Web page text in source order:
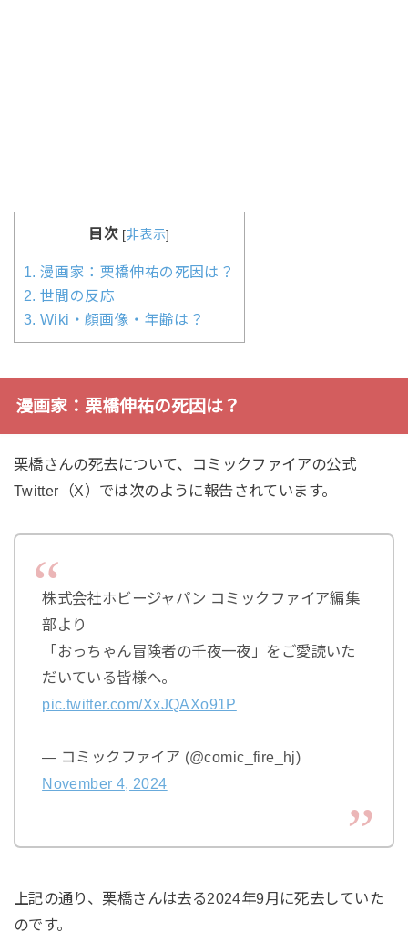
目次 [非表示]
1. 漫画家：栗橋伸祐の死因は？
2. 世間の反応
3. Wiki・顔画像・年齢は？
漫画家：栗橋伸祐の死因は？
栗橋さんの死去について、コミックファイアの公式
Twitter（X）では次のように報告されています。
株式会社ホビージャパン コミックファイア編集
部より
「おっちゃん冒険者の千夜一夜」をご愛読いた
だいている皆様へ。
pic.twitter.com/XxJQAXo91P
— コミックファイア (@comic_fire_hj)
November 4, 2024
上記の通り、栗橋さんは去る2024年9月に死去していた
のです。